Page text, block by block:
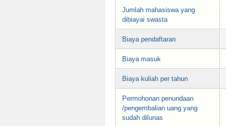
Jumlah mahasiswa yang
dibiayai swasta
Biaya pendaftaran
Biaya masuk
Biaya kuliah per tahun
Permohonan penundaan
/pengembalian uang yang
sudah dilunas